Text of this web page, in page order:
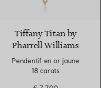
2 Matériaux
Tiffany Titan by
Pharrell Williams
Pendentif en or jaune
18 carats